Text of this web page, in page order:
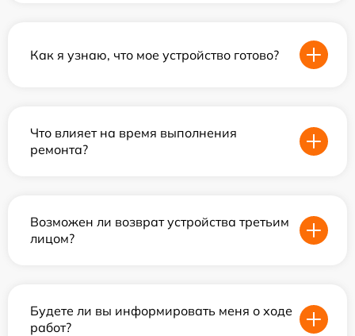
Как я узнаю, что мое устройство готово?
Что влияет на время выполнения
ремонта?
Возможен ли возврат устройства третьим
лицом?
Будете ли вы информировать меня о ходе
работ?